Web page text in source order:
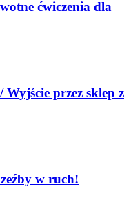
ćwiczenia dla
przez sklep z
w ruch!